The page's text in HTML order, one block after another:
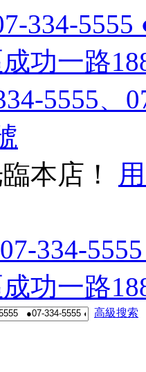
本店！
334-
功一路
高級搜索